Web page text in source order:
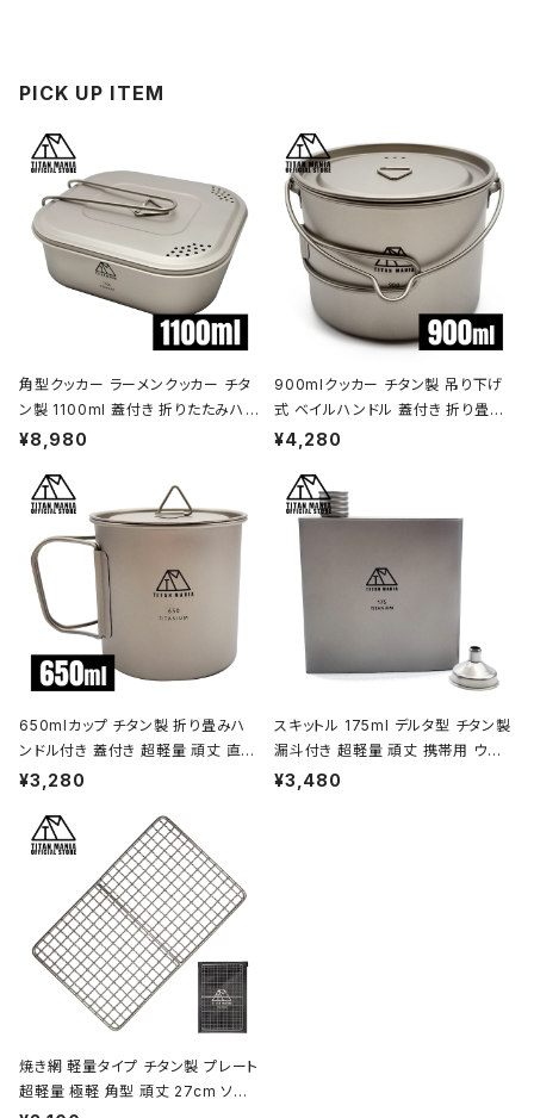
PICK UP ITEM
角型クッカー ラーメンクッカー チタ
ン製 1100ml 蓋付き 折りたたみハン
ドル付 超軽量 頑丈 直火OK 鍋 フラ
ンプ アウトドア キャンプ用品 収納袋
付き
¥8,980
900mlクッカー チタン製 吊り下げ
式 ベイルハンドル 蓋付き 折り畳み
ハンドル付き 超軽量 頑丈 直火OK
プ BBQ バーベキュー アウトドア キ
ャンプ用品 収納袋付き
¥4,280
650mlカップ チタン製 折り畳みハ
ンドル付き 蓋付き 超軽量 頑丈 直火
OK シングルマグカップ クッカー ソ
トドア キャンプ用品 収納袋付き
¥3,280
スキットル 175ml デルタ型 チタン製
漏斗付き 超軽量 頑丈 携帯用 ウイ
スキー ボトル ヒップフラスコ 水筒 ソ
¥3,480
焼き網 軽量タイプ チタン製 プレート
超軽量 極軽 角型 頑丈 27cm ソロ